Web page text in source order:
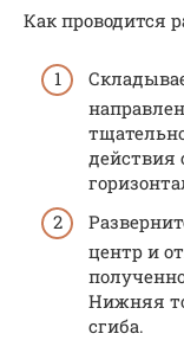
Как проводится
действия
центр и
Нижняя
сгиба.